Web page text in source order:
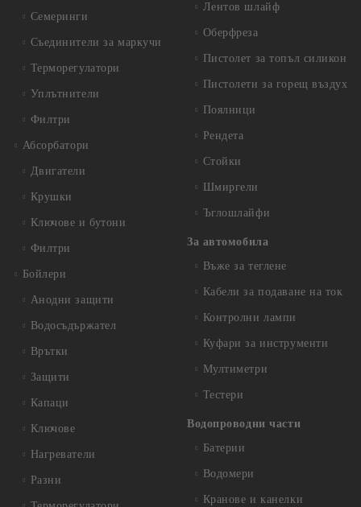
Семеринги
Съединители за маркучи
Терморегулатори
Уплътнители
Филтри
Абсорбатори
Двигатели
Крушки
Ключове и бутони
Филтри
Бойлери
Анодни защити
Водосъдържател
Врътки
Защити
Капаци
Ключове
Нагреватели
Разни
Лентов шлайф
Оберфреза
Пистолет за топъл силикон
Пистолети за горещ въздух
Поялници
Рендета
Стойки
Шмиргели
Ъглошлайфи
За автомобила
Въже за теглене
Кабели за подаване на ток
Контролни лампи
Куфари за инструменти
Мултиметри
Тестери
Водопроводни части
Батерии
Водомери
Кранове и канелки